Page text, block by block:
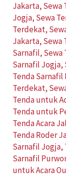
Jakarta, Sewa
Jogja, Sewa
Terdekat,
Jakarta, Sewa
Sarnafil, Sewa
Sarnafil Jogja,
Tenda
Terdekat,
Tenda untuk
Tenda untuk
Tenda Acara
Tenda Roder
Sarnafil Jogja,
Sarnafil
untuk Acara